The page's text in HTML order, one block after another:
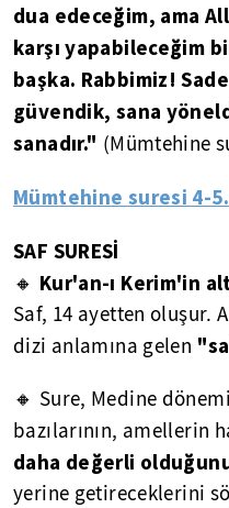
dua edeceğim, ama
karşı yapabileceğim
başka. Rabbimiz!
güvendik, sana
sanadır." (Mümtehine
Mümtehine suresi 4-
SAF SURESİ
🔸 Kur'an-ı Kerim'in
Saf, 14 ayetten oluşur.
dizi anlamına gelen
🔸 Sure, Medine
bazılarının, amellerin
daha değerli
yerine getireceklerini